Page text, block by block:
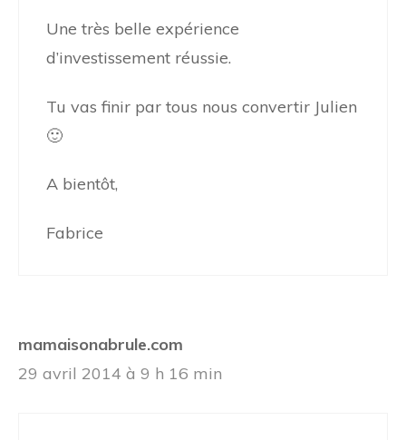
Une très belle expérience
d’investissement réussie.
Tu vas finir par tous nous convertir Julien
🙂
A bientôt,
Fabrice
mamaisonabrule.com
29 avril 2014 à 9 h 16 min